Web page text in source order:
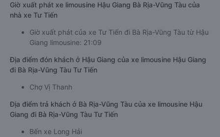
Giờ xuất phát xe limousine Hậu Giang Bà Rịa-Vũng Tàu của
nhà xe Tư Tiến
Giờ xuất phát của xe Tư Tiến đi Bà Rịa-Vũng Tàu từ Hậu
Giang limousine: 21:09
Địa điểm đón khách ở Hậu Giang của xe limousine Hậu Giang
đi Bà Rịa-Vũng Tàu Tư Tiến
Chợ Vị Thanh
Địa điểm trả khách ở Bà Rịa-Vũng Tàu của xe limousine Hậu
Giang đi Bà Rịa-Vũng Tàu Tư Tiến
Bến xe Long Hải